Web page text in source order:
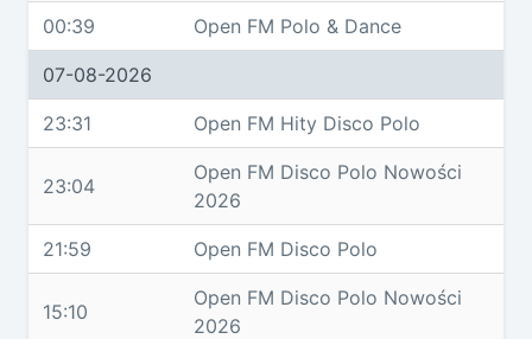
00:39 Open FM Polo & Dance
07-08-2026
23:31 Open FM Hity Disco Polo
23:04
Open FM Disco Polo Nowości
2026
21:59 Open FM Disco Polo
15:10
Open FM Disco Polo Nowości
2026